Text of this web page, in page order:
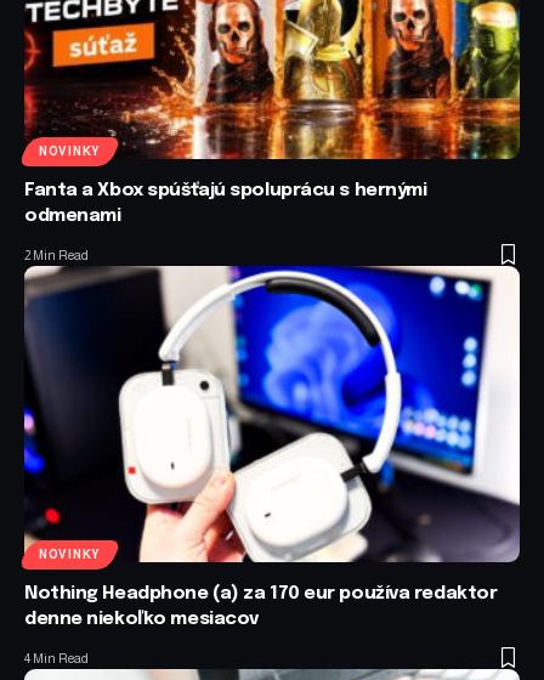
NOVINKY
Fanta a Xbox spúšťajú spoluprácu s hernými
odmenami
2 Min Read
NOVINKY
Nothing Headphone (a) za 170 eur používa redaktor
denne niekoľko mesiacov
4 Min Read